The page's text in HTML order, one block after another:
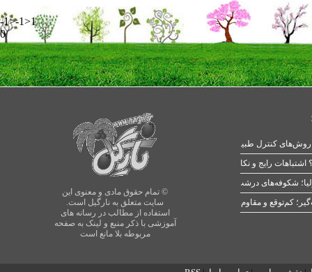
-1>-1>1
0
© تمام حقوق مادی و معنوی این
سایت متعلق به نارگیل است.
استفاده از مطالب در رسانه های
آموزشی با ذکر منبع و لینک به صفحه
مربوطه بلا مانع است
رایج و نکات طلایی
شکوفه‌های درشت در بهار